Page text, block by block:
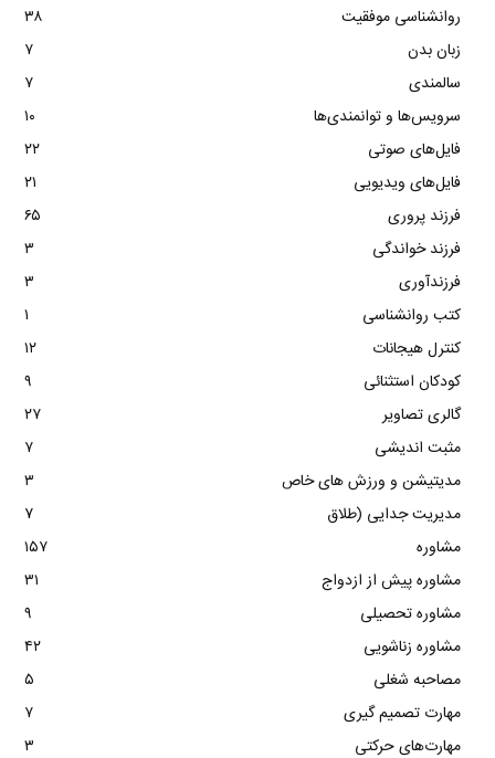
روانشناسی موفقیت
۳۸
زبان بدن
۷
سالمندی
۷
سرویس‌ها و توانمندی‌ها
۱۰
فایل‌های صوتی
۲۲
فایل‌های ویدیویی
۲۱
فرزند پروری
۶۵
فرزند خواندگی
۳
فرزندآوری
۳
کتب روانشناسی
۱
کنترل هیجانات
۱۲
کودکان استثنائی
۹
گالری تصاویر
۲۷
مثبت اندیشی
۷
مدیتیشن و ورزش های خاص
۳
مدیریت جدایی (طلاق
۷
مشاوره
۱۵۷
مشاوره پیش از ازدواج
۳۱
مشاوره تحصیلی
۹
مشاوره زناشویی
۴۲
مصاحبه شغلی
۵
مهارت تصمیم گیری
۷
مهارت‌های حرکتی
۳